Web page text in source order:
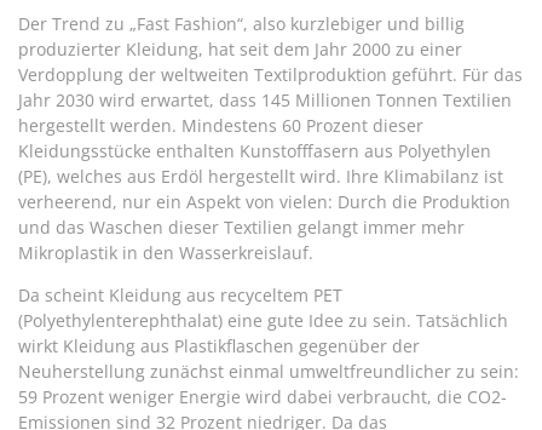
Der Trend zu „Fast Fashion“, also kurzlebiger und billig
produzierter Kleidung, hat seit dem Jahr 2000 zu einer
Verdopplung der weltweiten Textilproduktion geführt. Für das
Jahr 2030 wird erwartet, dass 145 Millionen Tonnen Textilien
hergestellt werden. Mindestens 60 Prozent dieser
Kleidungsstücke enthalten Kunstofffasern aus Polyethylen
(PE), welches aus Erdöl hergestellt wird. Ihre Klimabilanz ist
verheerend, nur ein Aspekt von vielen: Durch die Produktion
und das Waschen dieser Textilien gelangt immer mehr
Mikroplastik in den Wasserkreislauf.
Da scheint Kleidung aus recyceltem PET
(Polyethylenterephthalat) eine gute Idee zu sein. Tatsächlich
wirkt Kleidung aus Plastikflaschen gegenüber der
Neuherstellung zunächst einmal umweltfreundlicher zu sein:
59 Prozent weniger Energie wird dabei verbraucht, die CO2-
Emissionen sind 32 Prozent niedriger. Da das